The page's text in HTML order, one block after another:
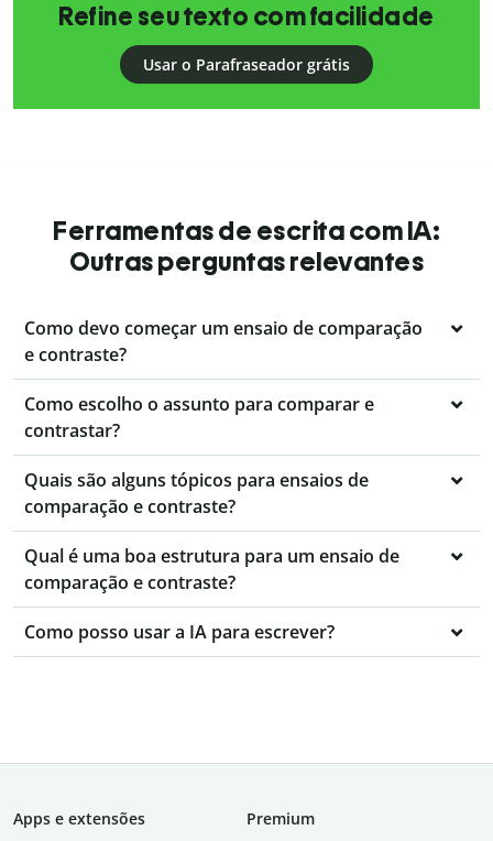
Refine seu texto com facilidade
Usar o Parafraseador grátis
Ferramentas de escrita com IA:
Outras perguntas relevantes
Como devo começar um ensaio de comparação
e contraste?
Como escolho o assunto para comparar e
contrastar?
Quais são alguns tópicos para ensaios de
comparação e contraste?
Qual é uma boa estrutura para um ensaio de
comparação e contraste?
Como posso usar a IA para escrever?
Apps e extensões
Premium